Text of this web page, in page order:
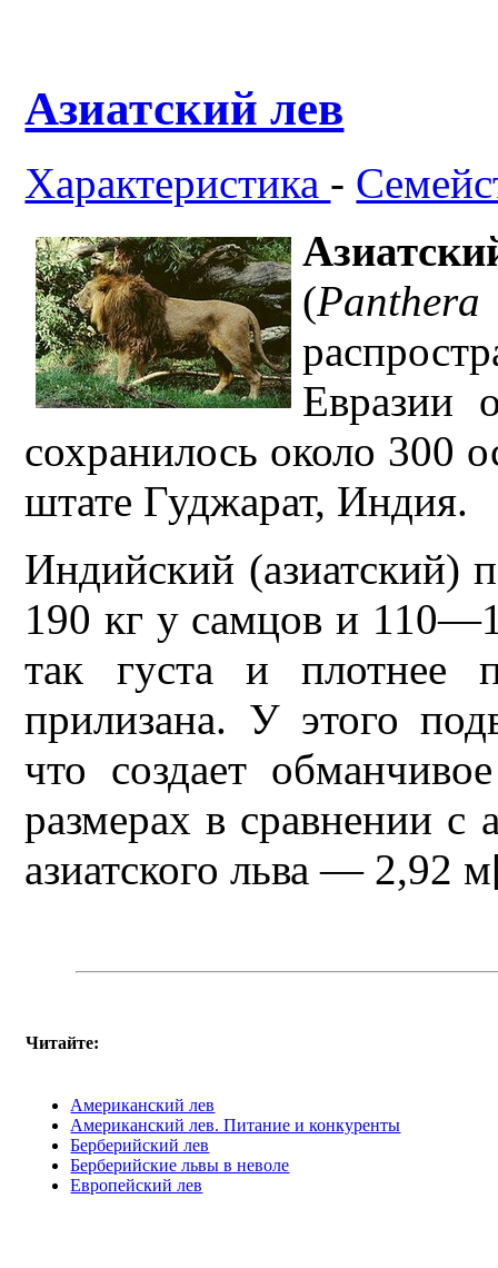
Азиатский лев
Характеристика -
(
Евразии
сохранилось около 300
штате Гуджарат, Индия.
Индийский (азиатский)
190 кг у самцов и
так густа и плотнее
прилизана. У этого
что создает
размерах в сравнении с
азиатского льва — 2,92
Читайте:
Американский лев
Американский лев. Питание и конкуренты
Берберийский лев
Берберийские львы в неволе
Европейский лев